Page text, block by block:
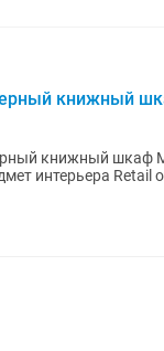
книжный
книжный шкаф
(ШГВ): 8105002100 Бренд: Pacific